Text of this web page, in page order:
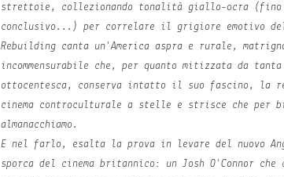
strettoie, collezionando tonalità giallo-ocra (fino
conclusivo...) per correlare il grigiore emotivo
Rebuildingcanta un'America aspra e rurale,
incommensurabile che, per quanto mitizzata da
ottocentesca, conserva intatto il suo fascino, la
cinema controculturale a stelle e strisce che per
almanacchiamo.
E nel farlo, esalta la prova in levare del nuovo
sporca del cinema britannico: un Josh O'Connor che